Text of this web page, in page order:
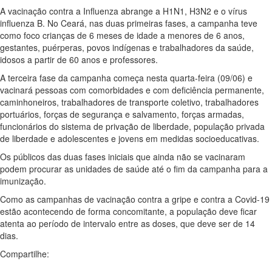
A vacinação contra a Influenza abrange a H1N1, H3N2 e o vírus
influenza B. No Ceará, nas duas primeiras fases, a campanha teve
como foco crianças de 6 meses de idade a menores de 6 anos,
gestantes, puérperas, povos indígenas e trabalhadores da saúde,
idosos a partir de 60 anos e professores.
A terceira fase da campanha começa nesta quarta-feira (09/06) e
vacinará pessoas com comorbidades e com deficiência permanente,
caminhoneiros, trabalhadores de transporte coletivo, trabalhadores
portuários, forças de segurança e salvamento, forças armadas,
funcionários do sistema de privação de liberdade, população privada
de liberdade e adolescentes e jovens em medidas socioeducativas.
Os públicos das duas fases iniciais que ainda não se vacinaram
podem procurar as unidades de saúde até o fim da campanha para a
imunização.
Como as campanhas de vacinação contra a gripe e contra a Covid-19
estão acontecendo de forma concomitante, a população deve ficar
atenta ao período de intervalo entre as doses, que deve ser de 14
dias.
Compartilhe: